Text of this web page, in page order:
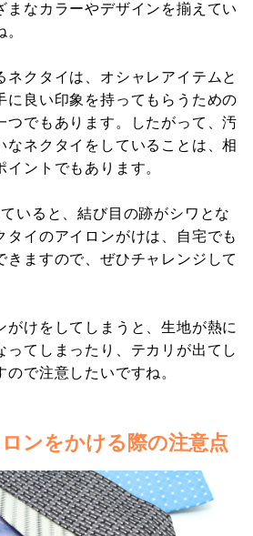
まなカラーやデザインを揃えてい
ネクタイは、オシャレアイテムと
に良い印象を持ってもらうための
つでもあります。したがって、汚
なネクタイをしていることは、相
ントでもあります。
いると、結び目の跡がシワとな
タイのアイロンがけは、自宅でも
きますので、ぜひチャレンジして
がけをしてしまうと、生地が熱に
ってしまったり、テカリが出てし
ので注意したいですね。
ンをかける際の注意点